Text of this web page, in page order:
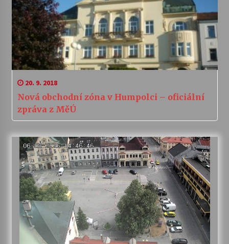
20. 9. 2018
Nová obchodní zóna v Humpolci – oficiální
zpráva z MěÚ